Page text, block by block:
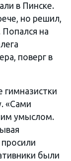
в Пинске.
но решил,
на
поверг в
гимназистки
«Сами
умыслом.
были